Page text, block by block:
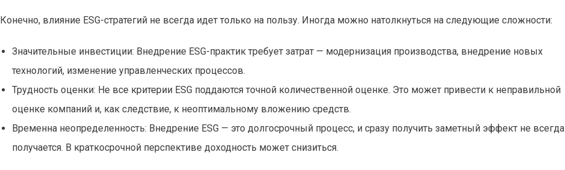
Конечно, влияние ESG-стратегий не всегда идет только на пользу. Иногда можно натолкнуться на следующие сложности:
Значительные инвестиции: Внедрение ESG-практик требует затрат — модернизация производства, внедрение новых
технологий, изменение управленческих процессов.
Трудность оценки: Не все критерии ESG поддаются точной количественной оценке. Это может привести к неправильной
оценке компаний и, как следствие, к неоптимальному вложению средств.
Временна неопределенность: Внедрение ESG — это долгосрочный процесс, и сразу получить заметный эффект не всегда
получается. В краткосрочной перспективе доходность может снизиться.